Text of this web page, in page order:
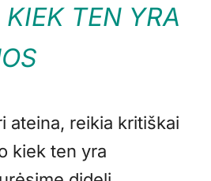
TEN YRA
ateina, reikia kritiškai
kiek ten yra